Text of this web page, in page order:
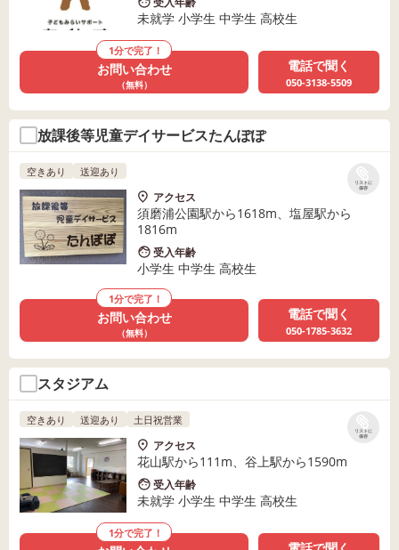
未就学 小学生 中学生 高校生
1分で完了！
お問い合わせ
（無料）
電話で聞く
050-3138-5509
放課後等児童デイサービスたんぽぽ
リストに
保存
空きあり 送迎あり
アクセス
須磨浦公園駅から1618m、塩屋駅から
1816m
受入年齢
小学生 中学生 高校生
1分で完了！
お問い合わせ
（無料）
電話で聞く
050-1785-3632
スタジアム
リストに
保存
空きあり 送迎あり 土日祝営業
アクセス
花山駅から111m、谷上駅から1590m
受入年齢
未就学 小学生 中学生 高校生
1分で完了！